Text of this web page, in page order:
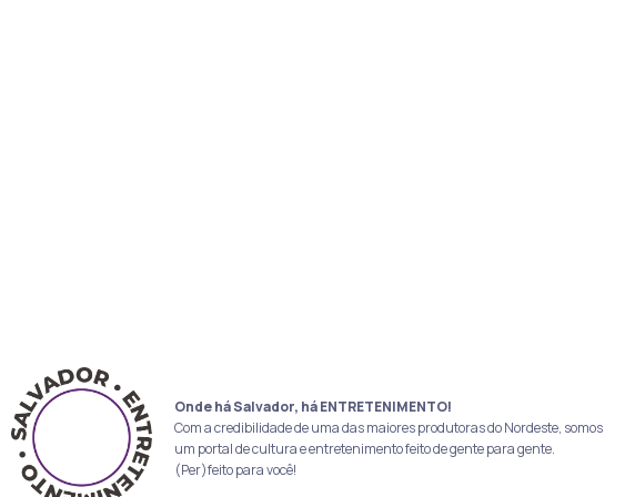
Onde há Salvador, há ENTRETENIMENTO!
Com a credibilidade de uma das maiores produtoras do Nordeste, somos
um portal de cultura e entretenimento feito de gente para gente.
(Per)feito para você!